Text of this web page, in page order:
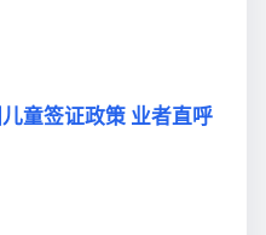
童签证政策 业者直呼